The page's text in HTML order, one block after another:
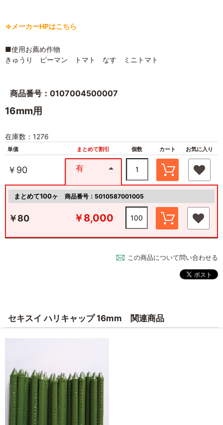
⇒メーカーHPはこちら
■使用お薦め作物
きゅうり ピーマン トマト なす ミニトマト
商品番号：0107004500007
16mm用
在庫数：1276
単価 まとめて割引 個数 カート お気に入り
￥90 有
まとめて100ヶ 商品番号：5010587001005
￥80 ￥8,000
この商品について問い合わせる
セキスイ ハリキャップ 16mm 関連商品